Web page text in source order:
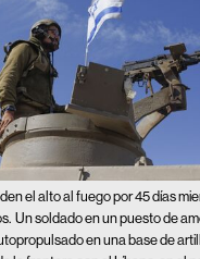
el alto al fuego por 45 días
Un soldado en un puesto de
en una base de